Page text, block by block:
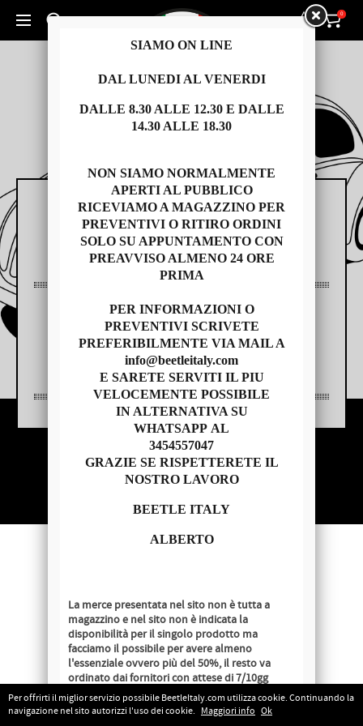
Cerca un prodotto... 0 0
Per offrirti il miglior servizio possibile BeetleItaly.com utilizza cookie. Continuando la
navigazione nel sito autorizzi l'uso dei cookie. Maggiori info Ok
RICAMBI
AUTO USATE
Copyright © 2014 - BEETLE ITALY
P.IVA 04209620279
SIAMO ON LINE
DAL LUNEDI AL VENERDI
DALLE 8.30 ALLE 12.30 E DALLE
14.30 ALLE 18.30
NON SIAMO NORMALMENTE
APERTI AL PUBBLICO
RICEVIAMO A MAGAZZINO PER
PREVENTIVI O RITIRO ORDINI
SOLO SU APPUNTAMENTO CON
PREAVVISO ALMENO 24 ORE
PRIMA
PER INFORMAZIONI O
PREVENTIVI SCRIVETE
PREFERIBILMENTE VIA MAIL A
info@beetleitaly.com
E SARETE SERVITI IL PIU
VELOCEMENTE POSSIBILE
IN ALTERNATIVA SU
WHATSAPP AL
3454557047
GRAZIE SE RISPETTERETE IL
NOSTRO LAVORO
BEETLE ITALY
ALBERTO
La merce presentata nel sito non è tutta a
magazzino e nel sito non è indicata la
disponibilità per il singolo prodotto ma
facciamo il possibile per avere almeno
l'essenziale ovvero più del 50%, il resto va
ordinato dai fornitori con attese di 7/10gg
lavorativi salvo disponibilità al momento
dell'ordine.